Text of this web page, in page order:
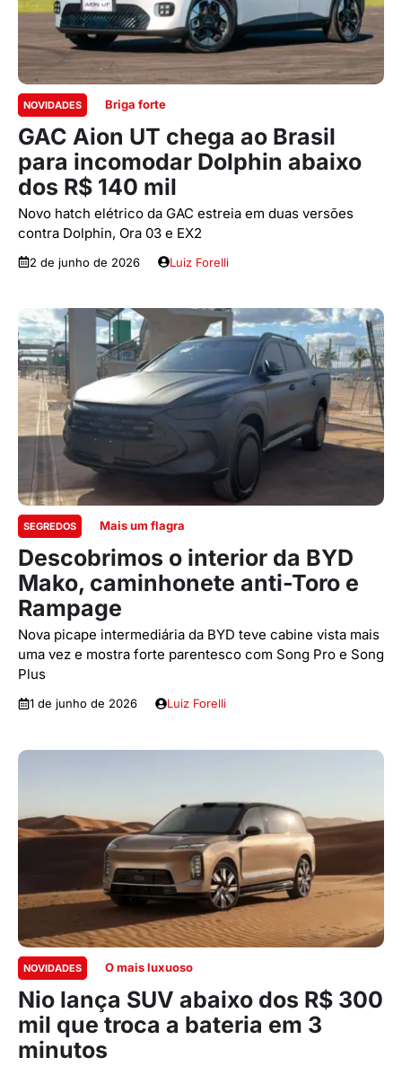
NOVIDADES Briga forte
GAC Aion UT chega ao Brasil
para incomodar Dolphin abaixo
dos R$ 140 mil
Novo hatch elétrico da GAC estreia em duas versões
contra Dolphin, Ora 03 e EX2
2 de junho de 2026 Luiz Forelli
SEGREDOS Mais um flagra
Descobrimos o interior da BYD
Mako, caminhonete anti-Toro e
Rampage
Nova picape intermediária da BYD teve cabine vista mais
uma vez e mostra forte parentesco com Song Pro e Song
Plus
1 de junho de 2026 Luiz Forelli
NOVIDADES O mais luxuoso
Nio lança SUV abaixo dos R$ 300
mil que troca a bateria em 3
minutos